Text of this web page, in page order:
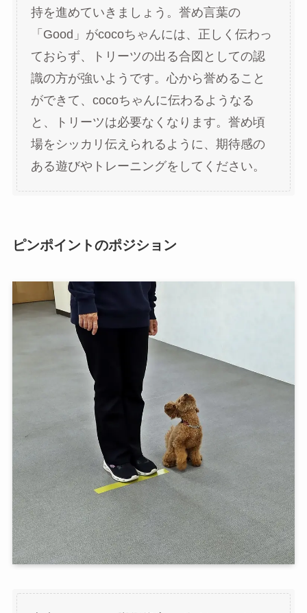
持を進めていきましょう。誉め言葉の
「Good」がcocoちゃんには、正しく伝わっ
ておらず、トリーツの出る合図としての認
識の方が強いようです。心から誉めること
ができて、cocoちゃんに伝わるようなる
と、トリーツは必要なくなります。誉め頃
場をシッカリ伝えられるように、期待感の
ある遊びやトレーニングをしてください。
ピンポイントのポジション